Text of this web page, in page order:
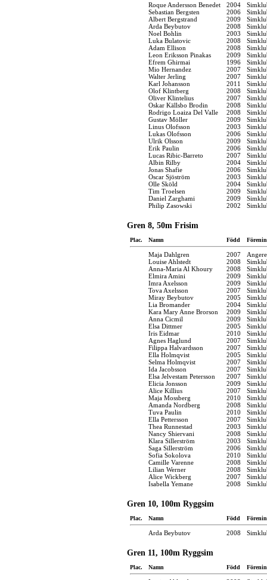
Roque Andersson Benedet 2004
Sebastian Bergsten
2006
Albert Bergstrand
2009
Arda Beybutov
2008
Noel Bohlin
2003
Luka Bulatovic
2008
Adam Ellison
2008
Leon Eriksson Pinakas
2009
Efrem Ghirmai
1996
Mio Hernandez
2007
Walter Jerling
2007
Karl Johansson
2011
Olof Klintberg
2008
Oliver Klintelius
2007
Oskar Källsbo Brodin
2008
Rodrigo Loaiza Del Valle
2008
Gustav Möller
2009
Linus Olofsson
2003
Lukas Olofsson
2006
Ulrik Olsson
2009
Erik Paulin
2006
Lucas Ribic-Barreto
2007
Albin Rilby
2004
Jonas Shafie
2006
Oscar Sjöström
2003
Olle Sköld
2004
Tim Troelsen
2009
Daniel Zarghami
2009
Philip Zasowski
2002
Gren 8, 50m Frisim
Plac. Namn Född
Maja Dahlgren 2007
Louise Ahlstedt
2008
Anna-Maria Al Khoury
2008
Elmira Amini
2009
Imra Axelsson
2009
Tova Axelsson
2007
Miray Beybutov
2005
Lia Bromander
2004
Kara Mary Anne Brorson
2009
Anna Cicmil
2009
Elsa Dittmer
2005
Iris Eidmar
2010
Agnes Haglund
2007
Filippa Halvardsson
2007
Ella Holmqvist
2005
Selma Holmqvist
2007
Ida Jacobsson
2007
Elsa Jelvestam Petersson
2007
Elicia Jonsson
2009
Alice Killius
2007
Maja Mossberg
2010
Amanda Nordberg
2008
Tuva Paulin
2010
Ella Pettersson
2007
Thea Runnestad
2003
Nancy Shiervani
2008
Klara Sillerström
2003
Saga Sillerström
2006
Sofia Sokolova
2010
Camille Varenne
2008
Lilian Werner
2008
Alice Wickberg
2007
Isabella Yemane
2008
Gren 10, 100m Ryggsim
Plac. Namn Född
Arda Beybutov 2008
Gren 11, 100m Ryggsim
Plac. Namn Född